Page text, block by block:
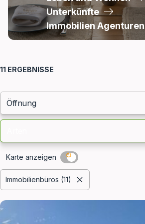
Unterkünfte
Immobilien
Filter
11 ERGEBNISSE
Öffnung
Karte anzeigen
Ausgewählte Filter
Immobilienbüros (11)
Ergebnisliste